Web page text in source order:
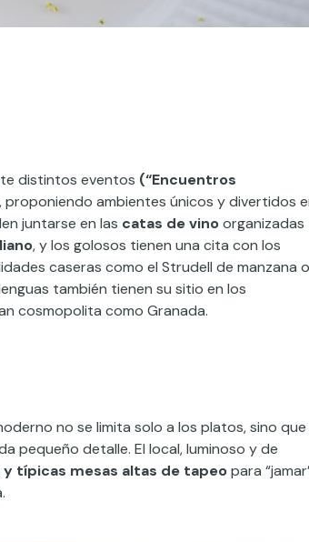
distintos eventos (“Encuentros
ambientes únicos y divertidos
juntarse en las catas de vinoorganizadas
, y los golosos tienen una cita con los
caseras como el Strudell de manzana o
también tienen su sitio en los
cosmopolita como Granada.
no se limita solo a los platos, sino que
pequeño detalle. El local, luminoso y de
típicas mesas altas de tapeopara